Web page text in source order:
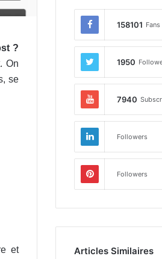
?
On
se
et
158101 Fans
1950
7940
Followers
Followers
Articles Similaires